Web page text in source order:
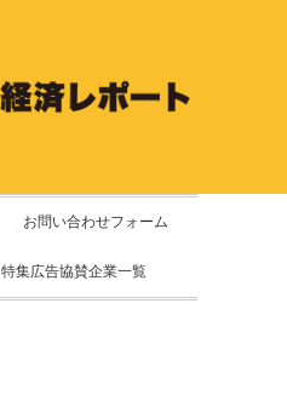
お問い合わせフォーム
特集広告協賛企業一覧